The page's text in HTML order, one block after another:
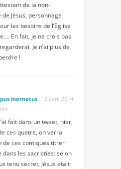
de la non-
Jésus, personnage
les besoins de l’Eglise
En fait, je ne crois pas
Je n’ai plus de
!
inornatus 12 avril 2014
fait dans un tweet, hier,
ces quatre, on verra
de ces comiques titrer
dans les sacristies: selon
tenu secret, Jésus était